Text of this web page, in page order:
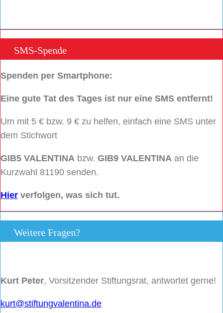
SMS-Spende
Spenden per Smartphone:
Eine gute Tat des Tages ist nur eine SMS entfernt!
Um mit 5 € bzw. 9 € zu helfen, einfach eine SMS unter
dem Stichwort
GIB5 VALENTINA bzw. GIB9 VALENTINA an die
Kurzwahl 81190 senden.
Hier verfolgen, was sich tut.
Weitere Fragen?
Kurt Peter, Vorsitzender Stiftungsrat, antwortet gerne!
kurt@stiftungvalentina.de